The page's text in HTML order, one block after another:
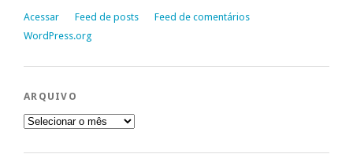
Acessar Feed de posts
Feed de comentários
WordPress.org
ARQUIVO
Arquivo